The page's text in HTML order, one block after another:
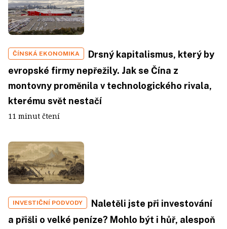
ČÍNSKÁ EKONOMIKA
Drsný kapitalismus, který by
evropské firmy nepřežily. Jak se Čína z
montovny proměnila v technologického rivala,
kterému svět nestačí
11 minut čtení
INVESTIČNÍ PODVODY
Naletěli jste při investování
a přišli o velké peníze? Mohlo být i hůř, alespoň